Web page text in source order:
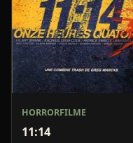
HORRORFILME
11:14